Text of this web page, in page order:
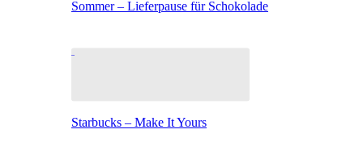
Sommer – Lieferpause für Schokolade
Starbucks – Make It Yours